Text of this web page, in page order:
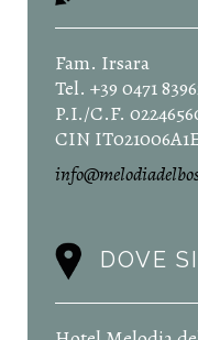
Fam. Irsara
Tel. +39 0471
P.I./C.F.
CIN
DOVE